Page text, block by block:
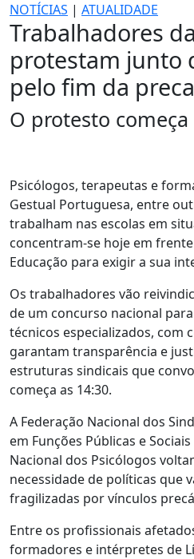
NOTÍCIAS | ATUALIDADE
Trabalhadores
protestam junto
pelo fim da
O protesto começa
Psicólogos, terapeutas e
Gestual Portuguesa, entre
trabalham nas escolas em
concentram-se hoje em
Educação para exigir a sua
Os trabalhadores vão
de um concurso nacional
técnicos especializados, com
garantam transparência e
estruturas sindicais que
começa as 14:30.
A Federação Nacional dos
em Funções Públicas e Sociais
Nacional dos Psicólogos
necessidade de políticas que
fragilizadas por vínculos
Entre os profissionais
formadores e intérpretes de